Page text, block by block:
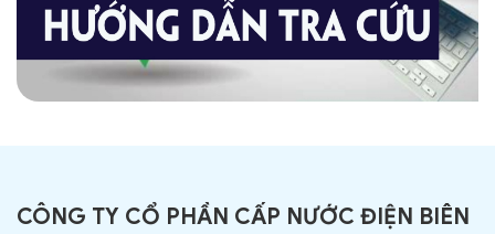
CÔNG TY CỔ PHẦN CẤP NƯỚC ĐIỆN BIÊN